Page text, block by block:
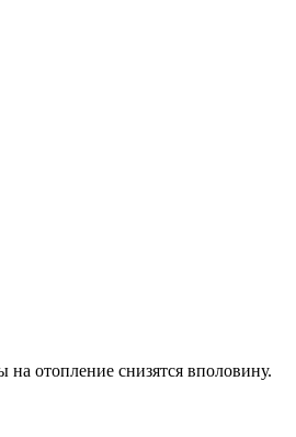
отопление снизятся вполовину.